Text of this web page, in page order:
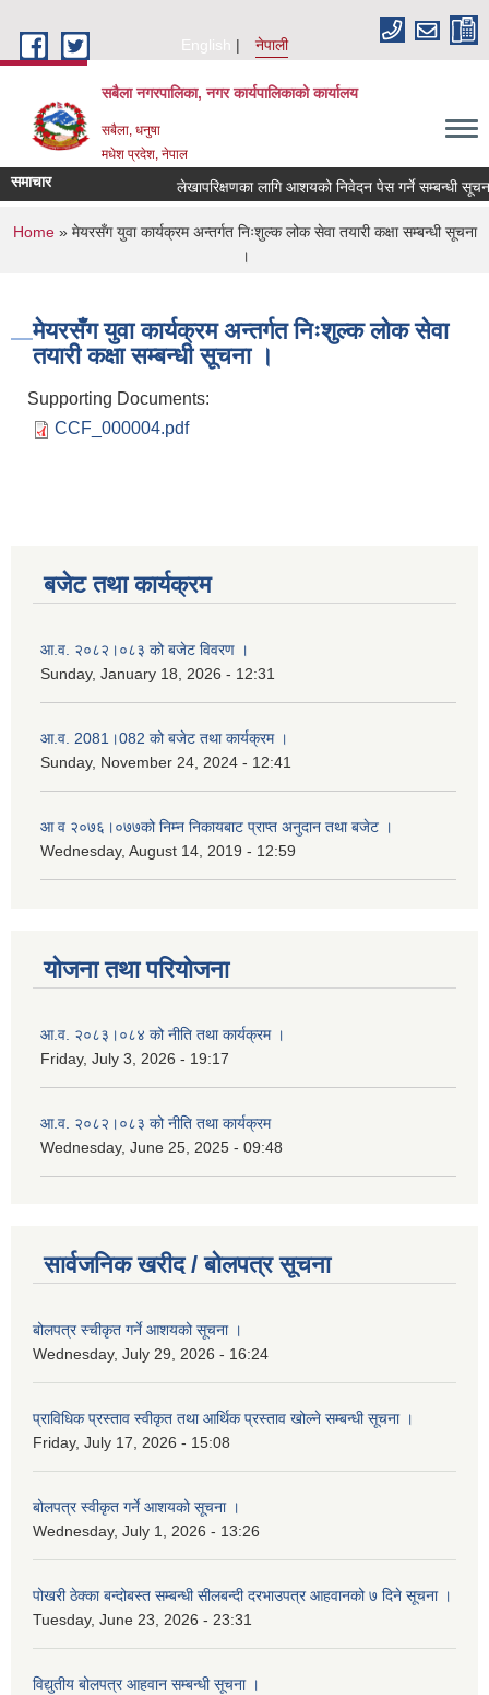
English
नेपाली
सबैला नगरपालिका, नगर कार्यपालिकाको कार्यालय
सबैला, धनुषा
मधेश प्रदेश, नेपाल
समाचार लेखापरिक्षणका लागि आशयको निवेदन पेस गर्ने सम्बन्धी सूचना ।
You are here
Home» मेयरसँग युवा कार्यक्रम अन्तर्गत निःशुल्क लोक सेवा तयारी कक्षा सम्बन्धी सूचना
।
मेयरसँग युवा कार्यक्रम अन्तर्गत निःशुल्क लोक सेवा
तयारी कक्षा सम्बन्धी सूचना ।
Supporting Documents:
CCF_000004.pdf
बजेट तथा कार्यक्रम
आ.व. २०८२।०८३ को बजेट विवरण ।
Sunday, January 18, 2026 - 12:31
आ.व. 2081।082 को बजेट तथा कार्यक्रम ।
Sunday, November 24, 2024 - 12:41
आ‌ व २०७६।०७७को निम्न निकायबाट प्राप्त अनुदान तथा बजेट ।
Wednesday, August 14, 2019 - 12:59
योजना तथा परियोजना
आ.व. २०८३।०८४ को नीति तथा कार्यक्रम ।
Friday, July 3, 2026 - 19:17
आ.व. २०८२।०८३ को नीति तथा कार्यक्रम
Wednesday, June 25, 2025 - 09:48
सार्वजनिक खरीद / बोलपत्र सूचना
बोलपत्र स्चीकृत गर्ने आशयको सूचना ।
Wednesday, July 29, 2026 - 16:24
प्राविधिक प्रस्ताव स्वीकृत तथा आर्थिक प्रस्ताव खोल्ने सम्बन्धी सूचना ।
Friday, July 17, 2026 - 15:08
बोलपत्र स्वीकृत गर्ने आशयको सूचना ।
Wednesday, July 1, 2026 - 13:26
पोखरी ठेक्का बन्दोबस्त सम्बन्धी सीलबन्दी दरभाउपत्र आहवानको ७ दिने सूचना ।
Tuesday, June 23, 2026 - 23:31
विद्युतीय बोलपत्र आहवान सम्बन्धी सूचना ।